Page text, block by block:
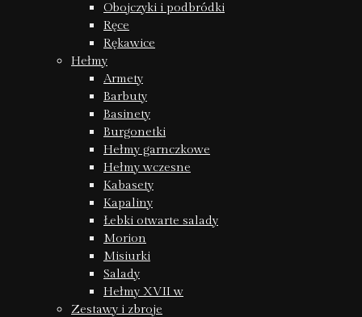
Obojczyki i podbródki
Ręce
Rękawice
Hełmy
Armety
Barbuty
Basinety
Burgonetki
Hełmy garnczkowe
Hełmy wczesne
Kabasety
Kapaliny
Łebki otwarte salady
Morion
Misiurki
Salady
Hełmy XVII w
Zestawy i zbroje